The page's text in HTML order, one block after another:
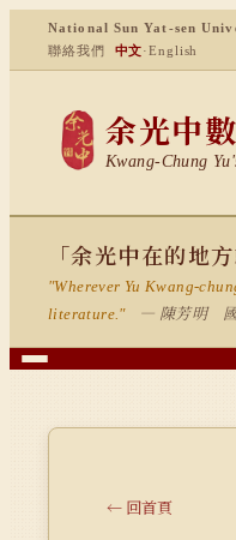
National Sun Yat-sen
聯絡我們
中文·English
余光中
Kwang-Chung
「余光中在的地
"Wherever Yu Kwang-
literature."
— 陳芳明 國
← 回首頁